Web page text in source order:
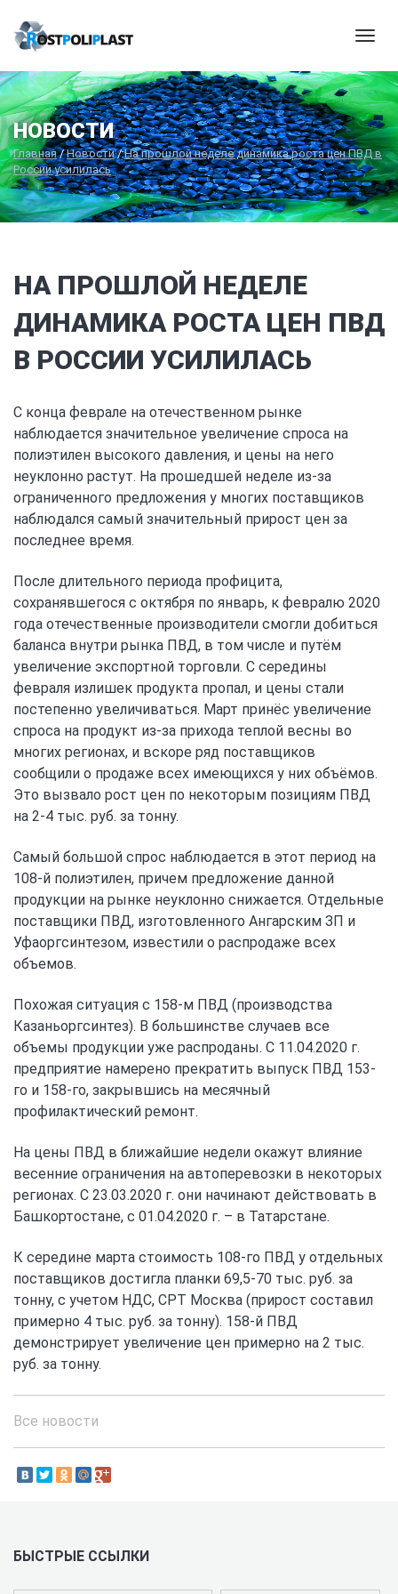
НОВОСТИ
Главная/Новости/На прошлой неделе динамика роста цен ПВД в
России усилилась
НА ПРОШЛОЙ НЕДЕЛЕ
ДИНАМИКА РОСТА ЦЕН ПВД
В РОССИИ УСИЛИЛАСЬ
С конца феврале на отечественном рынке
наблюдается значительное увеличение спроса на
полиэтилен высокого давления, и цены на него
неуклонно растут. На прошедшей неделе из-за
ограниченного предложения у многих поставщиков
наблюдался самый значительный прирост цен за
последнее время.
После длительного периода профицита,
сохранявшегося с октября по январь, к февралю 2020
года отечественные производители смогли добиться
баланса внутри рынка ПВД, в том числе и путём
увеличение экспортной торговли. С середины
февраля излишек продукта пропал, и цены стали
постепенно увеличиваться. Март принёс увеличение
спроса на продукт из-за прихода теплой весны во
многих регионах, и вскоре ряд поставщиков
сообщили о продаже всех имеющихся у них объёмов.
Это вызвало рост цен по некоторым позициям ПВД
на 2-4 тыс. руб. за тонну.
Самый большой спрос наблюдается в этот период на
108-й полиэтилен, причем предложение данной
продукции на рынке неуклонно снижается. Отдельные
поставщики ПВД, изготовленного Ангарским ЗП и
Уфаоргсинтезом, известили о распродаже всех
объемов.
Похожая ситуация с 158-м ПВД (производства
Казаньоргсинтез). В большинстве случаев все
объемы продукции уже распроданы. С 11.04.2020 г.
предприятие намерено прекратить выпуск ПВД 153-
го и 158-го, закрывшись на месячный
профилактический ремонт.
На цены ПВД в ближайшие недели окажут влияние
весенние ограничения на автоперевозки в некоторых
регионах. С 23.03.2020 г. они начинают действовать в
Башкортостане, с 01.04.2020 г. – в Татарстане.
К середине марта стоимость 108-го ПВД у отдельных
поставщиков достигла планки 69,5-70 тыс. руб. за
тонну, с учетом НДС, СРТ Москва (прирост составил
примерно 4 тыс. руб. за тонну). 158-й ПВД
демонстрирует увеличение цен примерно на 2 тыс.
руб. за тонну.
Все новости
БЫСТРЫЕ ССЫЛКИ